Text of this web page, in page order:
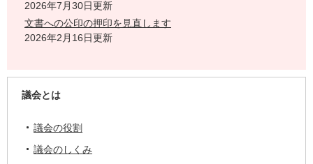
2026年7月30日更新
文書への公印の押印を見直します
2026年2月16日更新
議会とは
議会の役割
議会のしくみ